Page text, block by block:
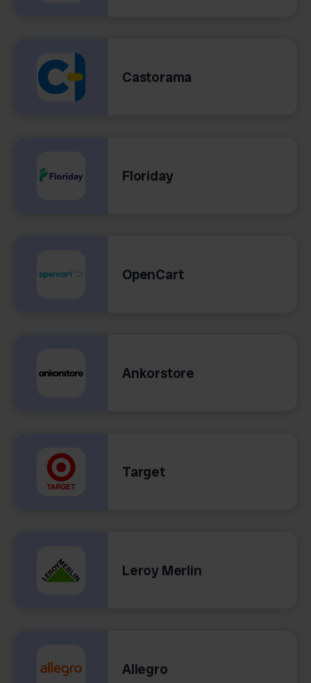
Castorama
Floriday
OpenCart
Ankorstore
Target
Leroy Merlin
Allegro